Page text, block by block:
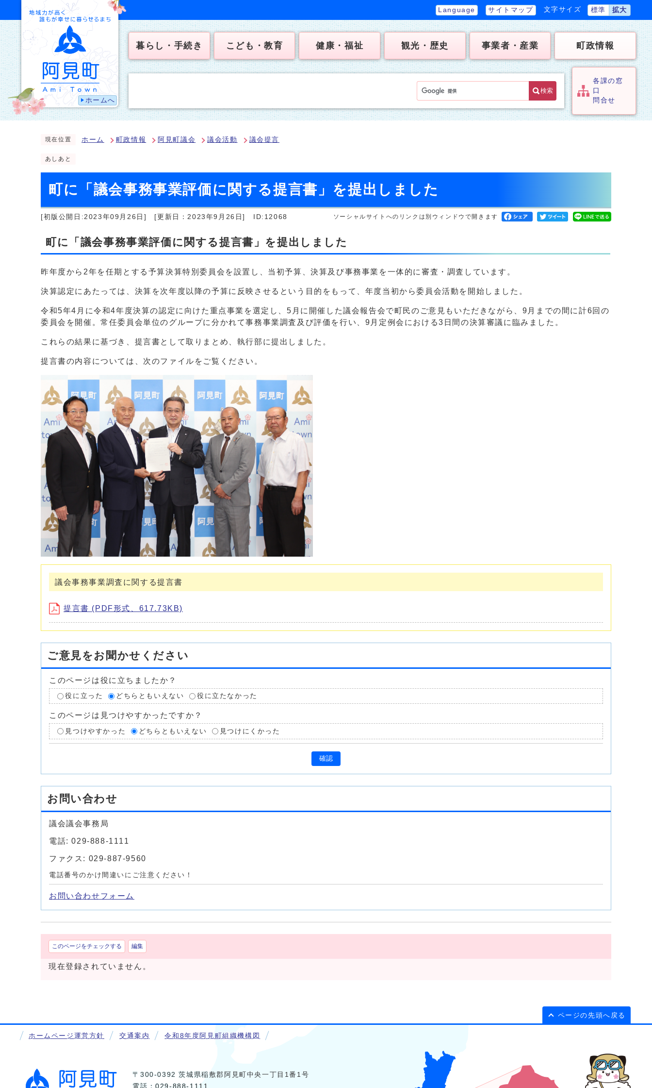
ホームへ
Language サイトマップ 文字サイズ 標準 拡大
暮らし・手続き こども・教育 健康・福祉 観光・歴史 事業者・産業 町政情報
検索
各課の窓
口
問合せ
現在位置 ホーム 町政情報 阿見町議会 議会活動 議会提言
あしあと
町に「議会事務事業評価に関する提言書」を提出しました
[初版公開日:2023年09月26日] [更新日：2023年9月26日] ID:12068 ソーシャルサイトへのリンクは別ウィンドウで開きます
町に「議会事務事業評価に関する提言書」を提出しました
昨年度から2年を任期とする予算決算特別委員会を設置し、当初予算、決算及び事務事業を一体的に審査・調査しています。
決算認定にあたっては、決算を次年度以降の予算に反映させるという目的をもって、年度当初から委員会活動を開始しました。
令和5年4月に令和4年度決算の認定に向けた重点事業を選定し、5月に開催した議会報告会で町民のご意見もいただきながら、9月までの間に計6回の
委員会を開催。常任委員会単位のグループに分かれて事務事業調査及び評価を行い、9月定例会における3日間の決算審議に臨みました。
これらの結果に基づき、提言書として取りまとめ、執行部に提出しました。
提言書の内容については、次のファイルをご覧ください。
議会事務事業調査に関する提言書
提言書 (PDF形式、617.73KB)
ご意見をお聞かせください
このページは役に立ちましたか？
役に立った どちらともいえない 役に立たなかった
このページは見つけやすかったですか？
見つけやすかった どちらともいえない 見つけにくかった
確認
お問い合わせ
議会議会事務局
電話: 029-888-1111
ファクス: 029-887-9560
電話番号のかけ間違いにご注意ください！
お問い合わせフォーム
このページをチェックする 編集
現在登録されていません。
ページの先頭へ戻る
ホームページ運営方針 交通案内 令和8年度阿見町組織機構図
〒300-0392 茨城県稲敷郡阿見町中央一丁目1番1号
電話：029-888-1111